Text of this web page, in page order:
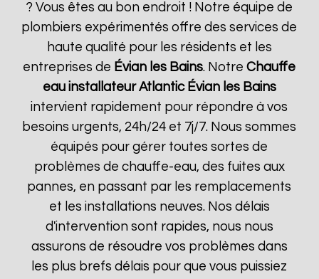
? Vous êtes au bon endroit ! Notre équipe de
plombiers expérimentés offre des services de
haute qualité pour les résidents et les
entreprises de Évian les Bains. NotreChauffe
eau installateur Atlantic Évian les Bains
intervient rapidement pour répondre à vos
besoins urgents, 24h/24 et 7j/7. Nous sommes
équipés pour gérer toutes sortes de
problèmes de chauffe-eau, des fuites aux
pannes, en passant par les remplacements
et les installations neuves. Nos délais
d'intervention sont rapides, nous nous
assurons de résoudre vos problèmes dans
les plus brefs délais pour que vous puissiez